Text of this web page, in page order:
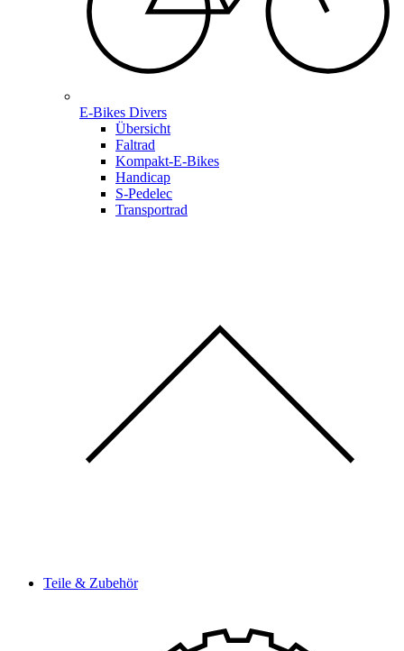
E-Bikes Divers
Übersicht
Faltrad
Kompakt-E-Bikes
Handicap
S-Pedelec
Transportrad
Teile & Zubehör